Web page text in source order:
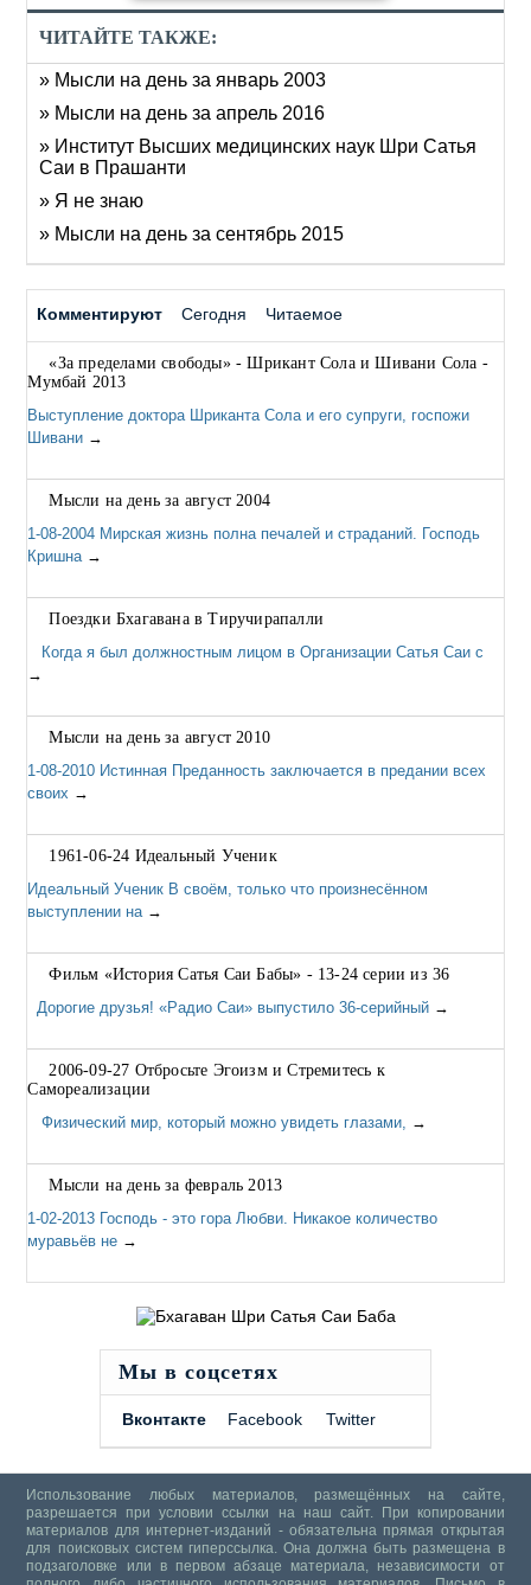
ЧИТАЙТЕ ТАКЖЕ:
» Мысли на день за январь 2003
» Мысли на день за апрель 2016
» Институт Высших медицинских наук Шри Сатья
Саи в Прашанти
» Я не знаю
» Мысли на день за сентябрь 2015
Комментируют Сегодня Читаемое
«За пределами свободы» - Шрикант Сола и Шивани Сола -
Мумбай 2013
Выступление доктора Шриканта Сола и его супруги, госпожи
Шивани →
Мысли на день за август 2004
1-08-2004 Мирская жизнь полна печалей и страданий. Господь
Кришна→
Поездки Бхагавана в Тиручирапалли
Когда я был должностным лицом в Организации Сатья Саи с
→
Мысли на день за август 2010
1-08-2010 Истинная Преданность заключается в предании всех
своих →
1961-06-24 Идеальный Ученик
Идеальный Ученик В своём, только что произнесённом
выступлении на→
Фильм «История Сатья Саи Бабы» - 13-24 серии из 36
Дорогие друзья! «Радио Саи» выпустило 36-серийный →
2006-09-27 Отбросьте Эгоизм и Стремитесь к
Самореализации
Физический мир, который можно увидеть глазами, →
Мысли на день за февраль 2013
1-02-2013 Господь - это гора Любви. Никакое количество
муравьёв не →
Мы в соцсетях
Вконтакте Facebook Twitter
Использование любых материалов, размещённых на сайте,
разрешается при условии ссылки на наш сайт. При копировании
материалов для интернет-изданий - обязательна прямая открытая
для поисковых систем гиперссылка. Она должна быть размещена в
подзаголовке или в первом абзаце материала, независимости от